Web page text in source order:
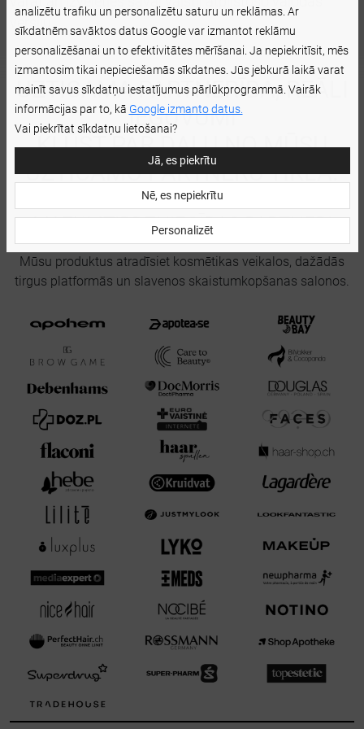
versiju.
UZTICAMA PARTNERĪBA, REĀLI
IEGUVUMI
KĻŪST PAR DAĻU NO MŪSU
UZTICAMO PARTNERU TĪKLA.
MAZUMTIRDZNIECĪBAS PARTNERI
Mūsu produktus atradīsiet kosmētikas veikalos, dažādās
tirgus platformās un slavenos skaistumkopšanas salonos.
analizētu trafiku un personalizētu saturu un reklāmas. Ar
sīkdatnēm savāktos datus Google var izmantot reklāmu
personalizēšanai un to efektivitātes mērīšanai. Ja nepiekritīsit, mēs
izmantosim tikai nepieciešamās sīkdatnes. Jūs jebkurā laikā varat
mainīt savus sīkdatņu iestatījumus pārlūkprogrammā. Vairāk
informācijas par to, kā Google izmanto datus.
Vai piekrītat sīkdatņu lietošanai?
Jā, es piekrītu
Nē, es nepiekrītu
Personalizēt